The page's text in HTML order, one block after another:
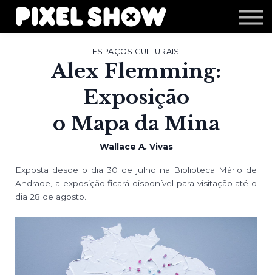
Shop
Revista Zupi
Editais
Login
ESPAÇOS CULTURAIS
Alex Flemming:
Exposição
o Mapa da Mina
Wallace A. Vivas
Exposta desde o dia 30 de julho na Biblioteca Mário de
Andrade, a exposição ficará disponível para visitação até o
dia 28 de agosto.